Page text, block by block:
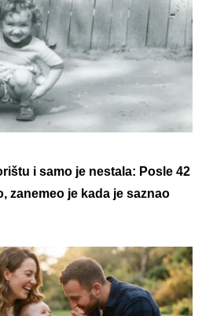
i samo je nestala: Posle 42
zanemeo je kada je saznao